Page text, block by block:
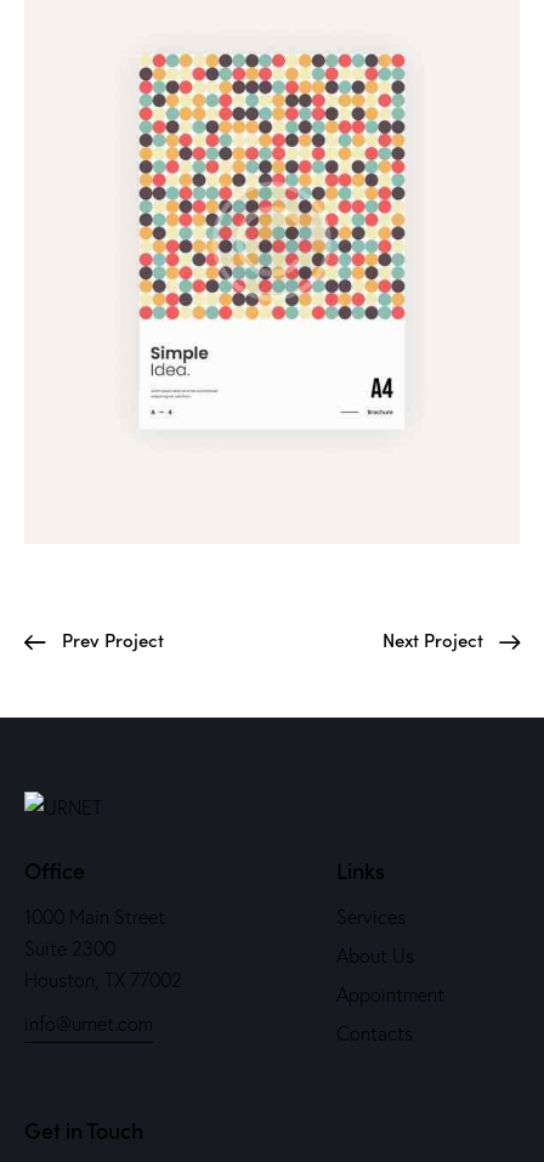
Prev Project Next Project
Office
1000 Main Street
Suite 2300
Houston, TX 77002
info@urnet.com
Links
Services
About Us
Appointment
Contacts
Get in Touch